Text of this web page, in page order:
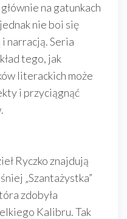
na gatunkach
nie boi się
narracją. Seria
tego, jak
literackich może
i przyciągnąć
Ryczko znajdują
„Szantażystka”
zdobyła
Kalibru. Tak